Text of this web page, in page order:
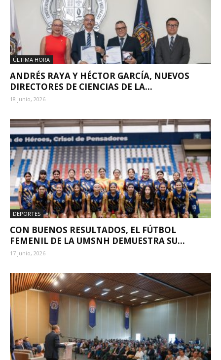
ÚLTIMA HORA
ANDRÉS RAYA Y HÉCTOR GARCÍA, NUEVOS
DIRECTORES DE CIENCIAS DE LA...
18 junio, 2026
DEPORTES
CON BUENOS RESULTADOS, EL FÚTBOL
FEMENIL DE LA UMSNH DEMUESTRA SU...
17 junio, 2026